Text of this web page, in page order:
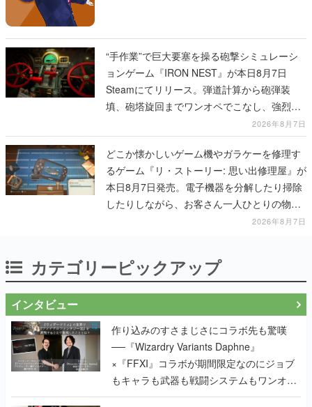
“手作業”で巨大要塞を操る砲撃シミュレーシ
ョンゲーム『IRON NEST』が本日8月7日
Steamにてリリース。弾道計算から砲弾装
填、砲塔旋回までワンオペでこなし、強烈な
一撃をブチかませるロマンある作品2026年8月7日
どこか懐かしいゲーム機やガラケーを修理す
るゲーム『リ・ストーリー: 思い出修理屋』が
本日8月7日発売。電子機器を分解したり掃除
したりしながら、お客さん一人ひとりの物語
2026年8月7日
カテゴリーピックアップ
インタビュー
作り込みのすさまじさにコラボ先も驚嘆
──『Wizardry Variants Daphne』
×『FFXI』コラボが期間限定なのにジョブ
もキャラも武器も戦闘システムもワンオフ
で作り込まれた理由を両ディレクターに聞